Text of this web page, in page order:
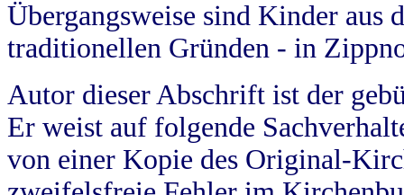
Übergangsweise sind Kinder aus
traditionellen Gründen - in
Autor dieser Abschrift ist der
Er weist auf folgende
von einer Kopie des Original-